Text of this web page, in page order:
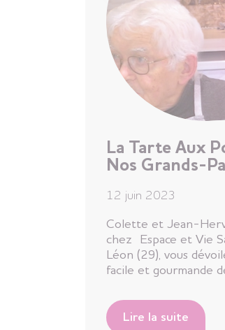
La Tarte Aux
Nos Grands-
12 juin 2023
Colette et Jean-
chez Espace et Vie
Léon (29), vous
facile et gourmande
Lire la suite